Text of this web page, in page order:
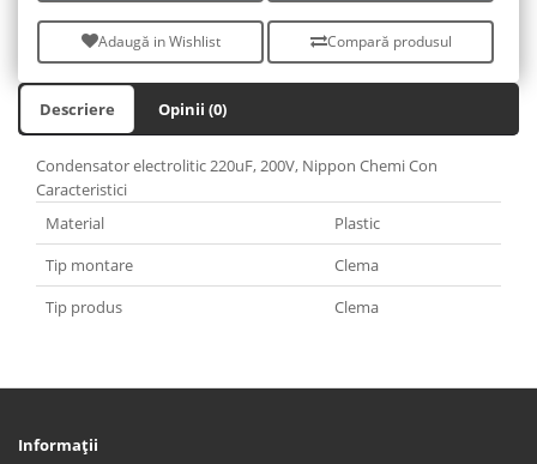
Adaugă in Wishlist Compară produsul
Descriere Opinii (0)
Condensator electrolitic 220uF, 200V, Nippon Chemi Con
Caracteristici
Material
Plastic
Tip montare
Clema
Tip produs
Clema
Informaţii